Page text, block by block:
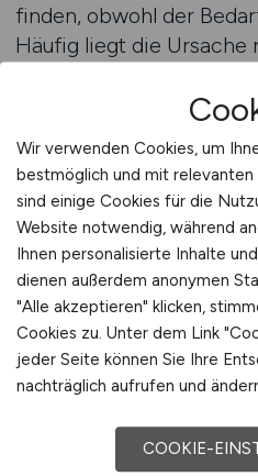
finden, obwohl der
Häufig liegt die Ursache
Unsicherheiten bei der
passenden
kleinere und mittlere
selten über eigene
müssen Recruiting
Tagesgeschäft
AGRAR.JOBS
einer beratenden
Veröffentlichung von
steht die Praxis im
Arbeitgeber dabei zu
Wir verwenden Cookies, um
bestmöglich und mit relevanten
sind einige Cookies für die
Website notwendig, während
Ihnen personalisierte Inhalte
dienen außerdem anonymen
"Alle akzeptieren" klicken,
Cookies zu. Unter dem Link
jeder Seite können Sie Ihre
nachträglich aufrufen und
COOKIE-